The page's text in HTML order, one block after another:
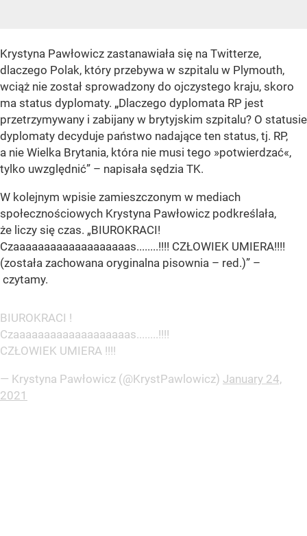
Krystyna Pawłowicz zastanawiała się na Twitterze,
dlaczego Polak, który przebywa w szpitalu w Plymouth,
wciąż nie został sprowadzony do ojczystego kraju, skoro
ma status dyplomaty. „Dlaczego dyplomata RP jest
przetrzymywany i zabijany w brytyjskim szpitalu? O statusie
dyplomaty decyduje państwo nadające ten status, tj. RP,
a nie Wielka Brytania, która nie musi tego »potwierdzać«,
tylko uwzględnić” – napisała sędzia TK.
W kolejnym wpisie zamieszczonym w mediach
społecznościowych Krystyna Pawłowicz podkreślała,
że liczy się czas. „BIUROKRACI!
Czaaaaaaaaaaaaaaaaaaas........!!!! CZŁOWIEK UMIERA!!!!
(została zachowana oryginalna pisownia – red.)” –
czytamy.
BIUROKRACI !
Czaaaaaaaaaaaaaaaaaaas........!!!!
CZŁOWIEK UMIERA !!!!
— Krystyna Pawłowicz (@KrystPawlowicz) January 24,
2021